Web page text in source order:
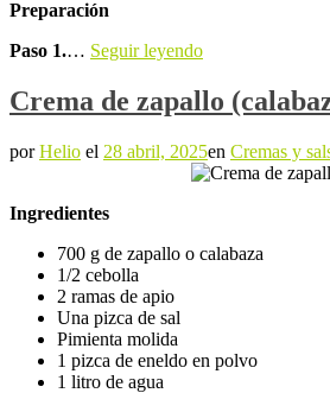
Preparación
Paso 1.… Seguir leyendo
Crema de zapallo
porHelio el 28 abril, 2025en Cremas y
Ingredientes
700 g de zapallo o calabaza
1/2 cebolla
2 ramas de apio
Una pizca de sal
Pimienta molida
1 pizca de eneldo en polvo
1 litro de agua